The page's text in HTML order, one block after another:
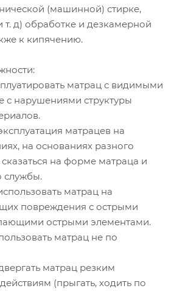
(машинной) стирке,
д) обработке и дезкамерной
к кипячению.
матрац с видимыми
с нарушениями структуры
матрацев на
на основаниях разного
на форме матраца и
службы.
матрац на
повреждения с острыми
острыми элементами.
матрац не по
матрац резким
(прыгать, ходить по